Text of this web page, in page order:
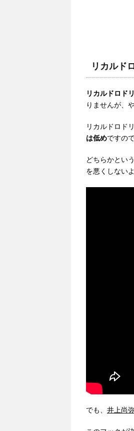
リカルド
リカルドロド
りませんが、
リカルドロド
は低めですの
どちらかとい
を悪くしない
でも、 井上尚